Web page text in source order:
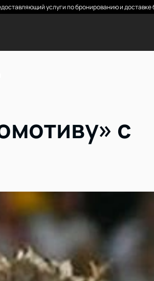
услуги по бронированию и доставке
с